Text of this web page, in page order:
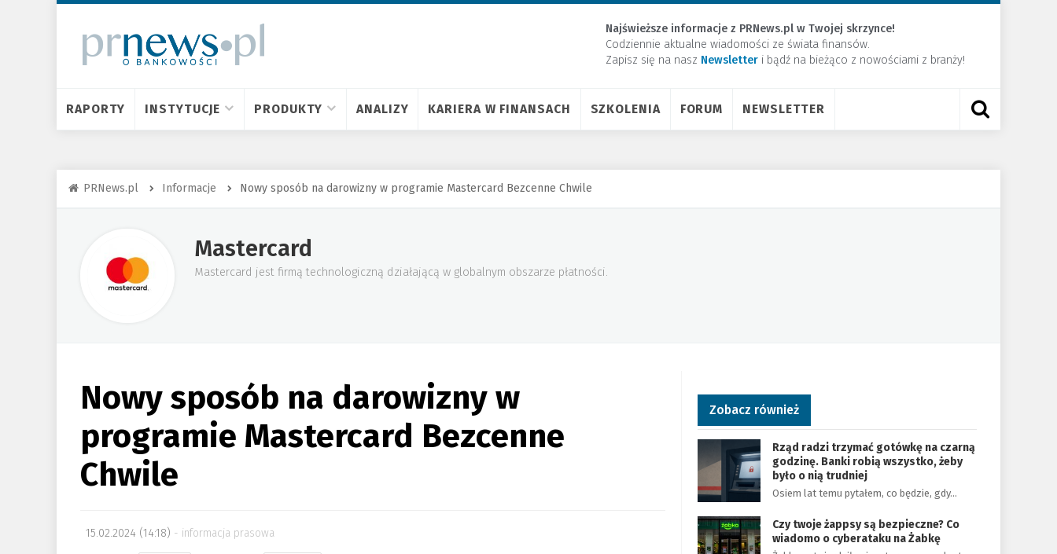
Najświeższe informacje z PRNews.pl w Twojej skrzynce!
Codziennie aktualne wiadomości ze świata finansów.
Zapisz się na nasz Newsletter ​i bądź na bieżąco z nowościami z branży!
RAPORTY INSTYTUCJE PRODUKTY ANALIZY KARIERA W FINANSACH SZKOLENIA FORUM NEWSLETTER
PRNews.pl Informacje Nowy sposób na darowizny w programie Mastercard Bezcenne Chwile
Mastercard
Mastercard jest firmą technologiczną działającą w globalnym obszarze płatności.
Nowy sposób na darowizny w
programie Mastercard Bezcenne
Chwile
15.02.2024 (14:18) informacja prasowa
Zobacz również
Rząd radzi trzymać gotówkę na czarną
godzinę. Banki robią wszystko, żeby
było o nią trudniej
Osiem lat temu pytałem, co będzie, gdy…
Czy twoje żappsy są bezpieczne? Co
wiadomo o cyberataku na Żabkę